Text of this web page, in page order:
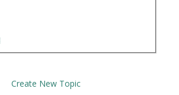
Create New Topic